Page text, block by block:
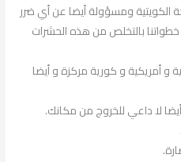
ومسؤولة أيضا عن أي ضرر
بالتخلص من هذه الحشرات
و أمريكية و كورية مركزة و أيضا
لا داعي للخروج من مكانك.